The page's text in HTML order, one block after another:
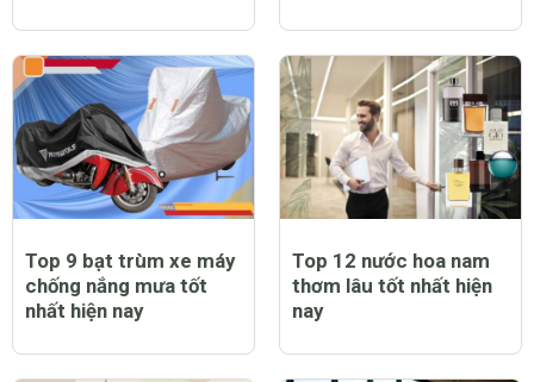
Top 9 bạt trùm xe máy
chống nắng mưa tốt
nhất hiện nay
Top 12 nước hoa nam
thơm lâu tốt nhất hiện
nay